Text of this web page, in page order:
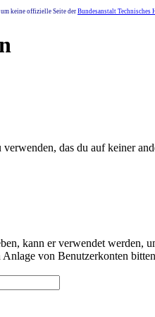
um keine offizielle Seite derBundesanstalt Technisches
das du auf keiner
kann er verwendet werden,
von Benutzerkonten